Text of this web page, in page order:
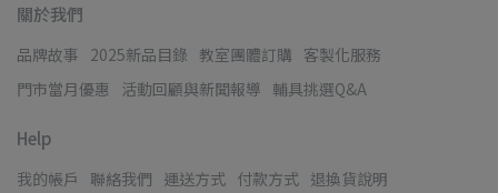
關於我們
品牌故事 2025新品目錄 教室團體訂購 客製化服務
門市當月優惠
活動回顧與新聞報導 輔具挑選Q&A
Help
我的帳戶 聯絡我們 運送方式 付款方式 退換貨說明